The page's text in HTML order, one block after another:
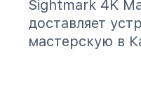
Sightmark 4K
доставляет
мастерскую в